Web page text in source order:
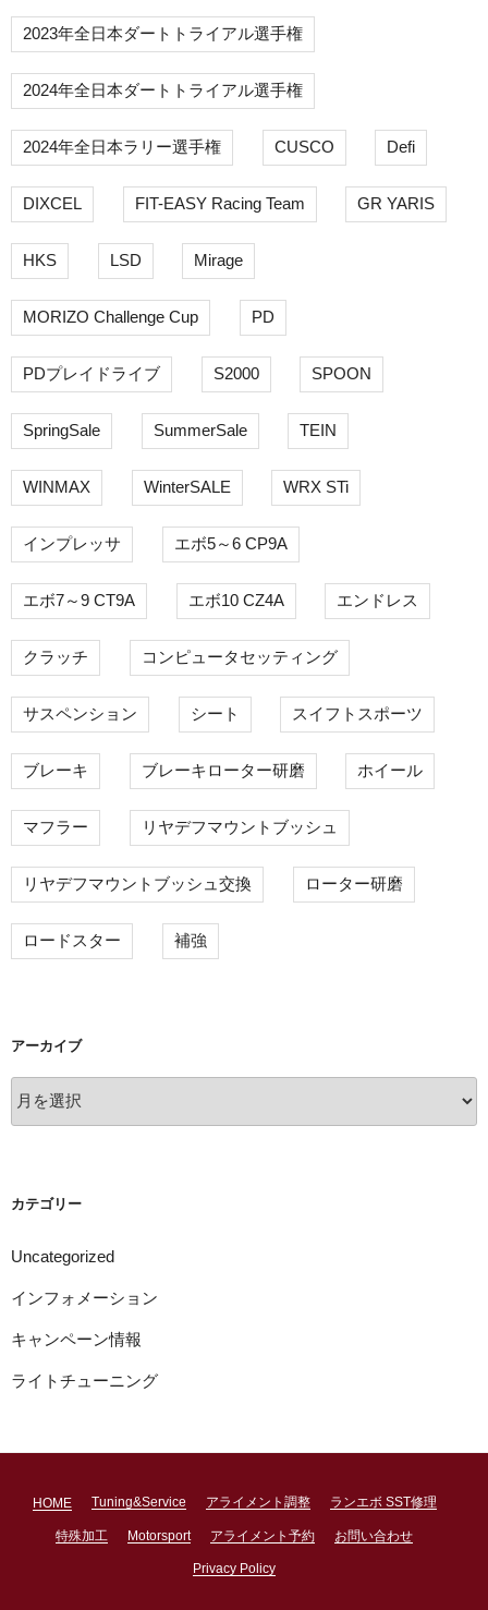
2023年全日本ダートトライアル選手権
2024年全日本ダートトライアル選手権
2024年全日本ラリー選手権 CUSCO Defi
DIXCEL FIT-EASY Racing Team GR YARIS
HKS LSD Mirage
MORIZO Challenge Cup PD
PDプレイドライブ S2000 SPOON
SpringSale SummerSale TEIN
WINMAX WinterSALE WRX STi
インプレッサ エボ5～6 CP9A
エボ7～9 CT9A エボ10 CZ4A エンドレス
クラッチ コンピュータセッティング
サスペンション シート スイフトスポーツ
ブレーキ ブレーキローター研磨 ホイール
マフラー リヤデフマウントブッシュ
リヤデフマウントブッシュ交換 ローター研磨
ロードスター 補強
アーカイブ
ー
カテゴリー
Uncategorized
インフォメーション
キャンペーン情報
ライトチューニング
HOME Tuning&Service アライメント調整 ランエボ SST修理
特殊加工 Motorsport アライメント予約 お問い合わせ
Privacy Policy